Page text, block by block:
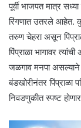
पूर्वी भाजपत मात्र
रिंगणात उतरले आहेत.
तरुण चेहरा असून
पिंप्राळा भागावर
जळगाव मनपा असल्याने
बंडखोरीनंतर पिंप्राळा
निवडणुकीत स्पष्ट